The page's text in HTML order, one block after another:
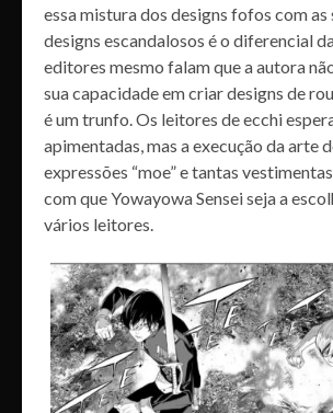
essa mistura dos designs fofos com as
designs escandalosos é o diferencial
editores mesmo falam que a autora
sua capacidade em criar designs de
é um trunfo. Os leitores de ecchi
apimentadas, mas a execução da arte
expressões “moe” e tantas
com que Yowayowa Sensei seja a
vários leitores.